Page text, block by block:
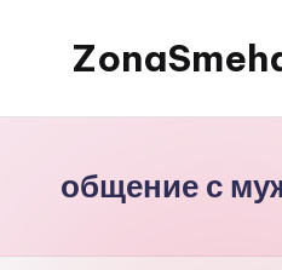
Перейти
Правильное
питание
общение с